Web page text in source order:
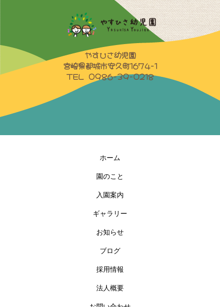
やすひさ幼児園
宮崎県都城市安久町1674-1
TEL 0986-39-0218
ホーム
園のこと
入園案内
ギャラリー
お知らせ
ブログ
採用情報
法人概要